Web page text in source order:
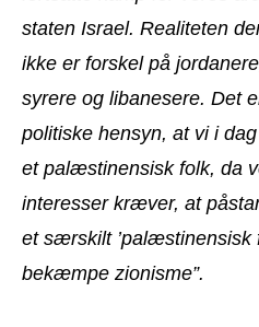
staten Israel. Realiteten
ikke er forskel på
syrere og libanesere. Det
politiske hensyn, at vi i
et palæstinensisk folk, da
interesser kræver, at
et særskilt ’palæstinensisk
bekæmpe zionisme”.